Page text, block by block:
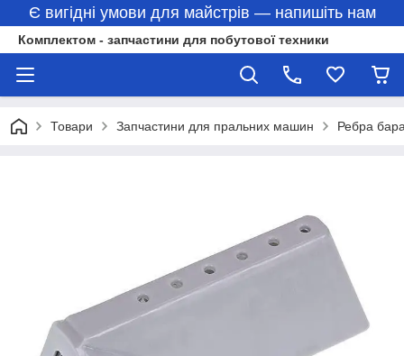
Є вигідні умови для майстрів — напишіть нам
Комплектом - запчастини для побутової техники
Товари Запчастини для пральних машин Ребра